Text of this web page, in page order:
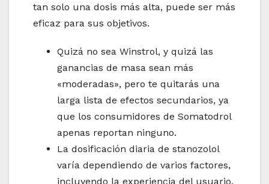
tan solo una dosis más alta, puede ser más
eficaz para sus objetivos.
Quizá no sea Winstrol, y quizá las
ganancias de masa sean más
«moderadas», pero te quitarás una
larga lista de efectos secundarios, ya
que los consumidores de Somatodrol
apenas reportan ninguno.
La dosificación diaria de stanozolol
varía dependiendo de varios factores,
incluyendo la experiencia del usuario,